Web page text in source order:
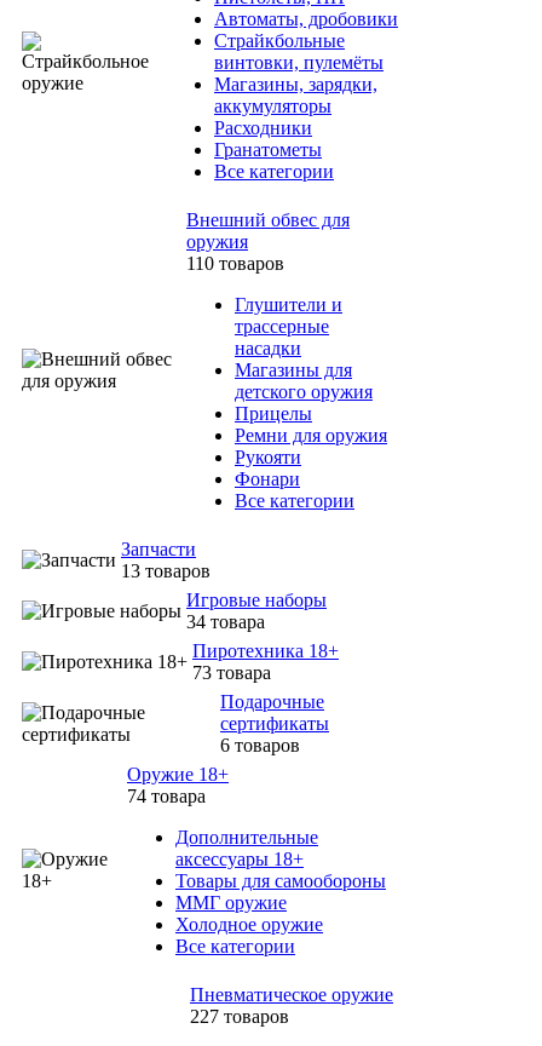
Автоматы, дробовики
Страйкбольные
винтовки, пулемёты
Магазины, зарядки,
аккумуляторы
Расходники
Гранатометы
Все категории
Внешний обвес для
оружия
110 товаров
Глушители и
трассерные
насадки
Магазины для
детского оружия
Прицелы
Ремни для оружия
Рукояти
Фонари
Все категории
Запчасти
13 товаров
Игровые наборы
34 товара
Пиротехника 18+
73 товара
Подарочные
сертификаты
6 товаров
Оружие 18+
74 товара
Дополнительные
аксессуары 18+
Товары для самообороны
ММГ оружие
Холодное оружие
Все категории
Пневматическое оружие
227 товаров